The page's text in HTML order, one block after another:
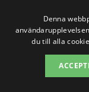
Slutligen är
om din
som
Denna
du till alla